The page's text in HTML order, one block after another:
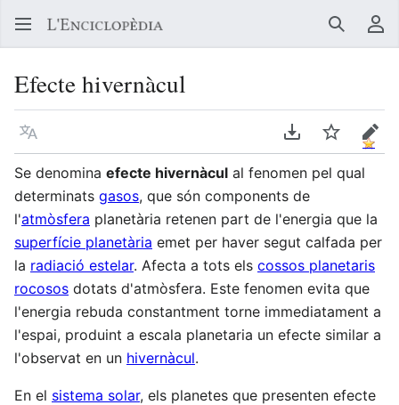
Buscar
Efecte hivernàcul
Llegir en un atre idioma Descarregar en
Vigilar
Se denomina efecte hivernàcul al fenomen pel qual
determinats gasos, que són components de
l'atmòsfera planetària retenen part de l'energia que la
superfície planetària emet per haver segut calfada per
la radiació estelar. Afecta a tots els cossos planetaris
rocosos dotats d'atmòsfera. Este fenomen evita que
l'energia rebuda constantment torne immediatament a
l'espai, produint a escala planetaria un efecte similar a
l'observat en un hivernàcul.
En el sistema solar, els planetes que presenten efecte